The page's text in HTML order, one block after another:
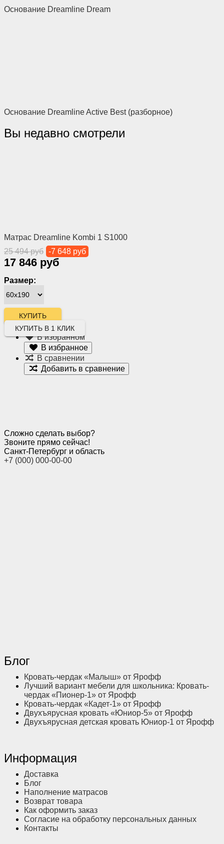
Основание Dreamline Dream
Основание Dreamline Active Best (разборное)
Вы недавно смотрели
Матрас Dreamline Kombi 1 S1000
25 494 руб -7 648 руб
17 846 руб
Размер:
КУПИТЬ В 1 КЛИК
В избранном
В избранное
В сравнении
Добавить в сравнение
Сложно сделать выбор?
Звоните прямо сейчас!
Санкт-Петербург и область
+7 (000) 000-00-00
Блог
Кровать-чердак «Малыш» от Ярофф
Лучший вариант мебели для школьника: Кровать-
чердак «Пионер-1» от Ярофф
Кровать-чердак «Кадет-1» от Ярофф
Двухъярусная кровать «Юниор-5» от Ярофф
Двухъярусная детская кровать Юниор-1 от Ярофф
Информация
Доставка
Блог
Наполнение матрасов
Возврат товара
Как оформить заказ
Согласие на обработку персональных данных
Контакты